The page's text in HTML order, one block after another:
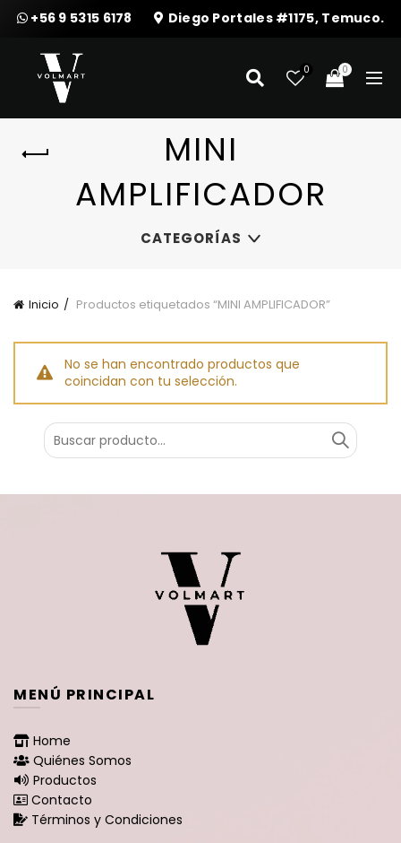
+56 9 5315 6178 Diego Portales #1175, Temuco.
0 0
MINI
AMPLIFICADOR
CATEGORÍAS
Inicio Productos etiquetados “MINI AMPLIFICADOR”
No se han encontrado productos que
coincidan con tu selección.
Buscar
por:
MENÚ PRINCIPAL
Home
Quiénes Somos
Productos
Contacto
Términos y Condiciones